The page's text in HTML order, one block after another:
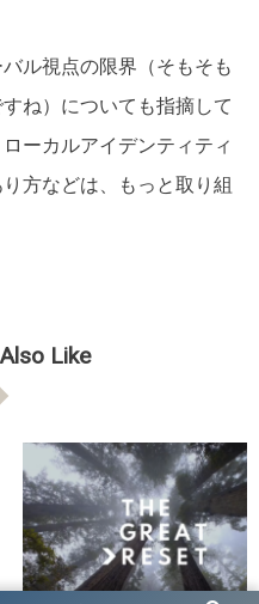
ル視点の限界（そもそも
ね）についても指摘して
ーカルアイデンティティ
方などは、もっと取り組
Like